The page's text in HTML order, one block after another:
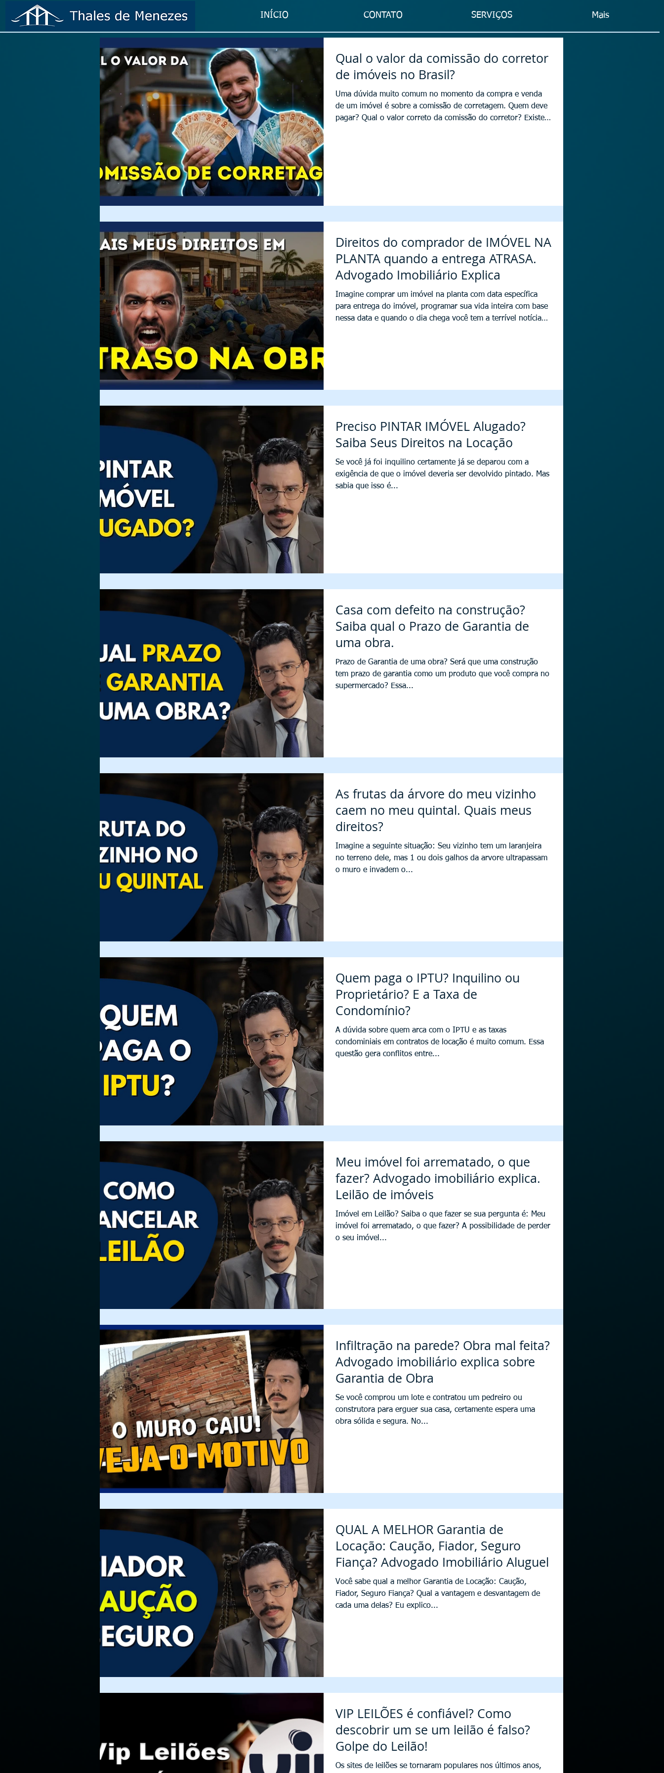
INÍCIO CONTATO SERVIÇOS Mais
Qual o valor da comissão do corretor
de imóveis no Brasil?
Uma dúvida muito comum no momento da compra e venda
de um imóvel é sobre a comissão de corretagem. Quem deve
pagar? Qual o valor correto da comissão do corretor? Existe
Direitos do comprador de IMÓVEL NA
PLANTA quando a entrega ATRASA.
Advogado Imobiliário Explica
Imagine comprar um imóvel na planta com data específica
para entrega do imóvel, programar sua vida inteira com base
nessa data e quando o dia chega você tem a terrível notícia
alugueis a ser
Preciso PINTAR IMÓVEL Alugado?
Saiba Seus Direitos na Locação
Se você já foi inquilino certamente já se deparou com a
exigência de que o imóvel deveria ser devolvido pintado. Mas
sabia que isso é...
Casa com defeito na construção?
Saiba qual o Prazo de Garantia de
uma obra.
Prazo de Garantia de uma obra? Será que uma construção
tem prazo de garantia como um produto que você compra no
supermercado? Essa...
As frutas da árvore do meu vizinho
caem no meu quintal. Quais meus
direitos?
Imagine a seguinte situação: Seu vizinho tem um laranjeira
no terreno dele, mas 1 ou dois galhos da arvore ultrapassam
o muro e invadem o...
Quem paga o IPTU? Inquilino ou
Proprietário? E a Taxa de
Condomínio?
A dúvida sobre quem arca com o IPTU e as taxas
condominiais em contratos de locação é muito comum. Essa
questão gera conflitos entre...
Meu imóvel foi arrematado, o que
fazer? Advogado imobiliário explica.
Leilão de imóveis
Imóvel em Leilão? Saiba o que fazer se sua pergunta é: Meu
imóvel foi arrematado, o que fazer? A possibilidade de perder
o seu imóvel...
Infiltração na parede? Obra mal feita?
Advogado imobiliário explica sobre
Garantia de Obra
Se você comprou um lote e contratou um pedreiro ou
construtora para erguer sua casa, certamente espera uma
obra sólida e segura. No...
QUAL A MELHOR Garantia de
Locação: Caução, Fiador, Seguro
Fiança? Advogado Imobiliário Aluguel
Você sabe qual a melhor Garantia de Locação: Caução,
Fiador, Seguro Fiança? Qual a vantagem e desvantagem de
cada uma delas? Eu explico...
VIP LEILÕES é confiável? Como
descobrir um se um leilão é falso?
Golpe do Leilão!
Os sites de leilões se tornaram populares nos últimos anos,